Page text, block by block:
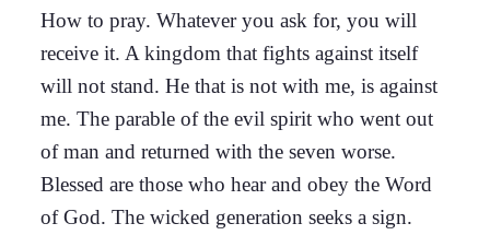
How to pray. Whatever you ask for, you will
receive it. A kingdom that fights against itself
will not stand. He that is not with me, is against
me. The parable of the evil spirit who went out
of man and returned with the seven worse.
Blessed are those who hear and obey the Word
of God. The wicked generation seeks a sign.